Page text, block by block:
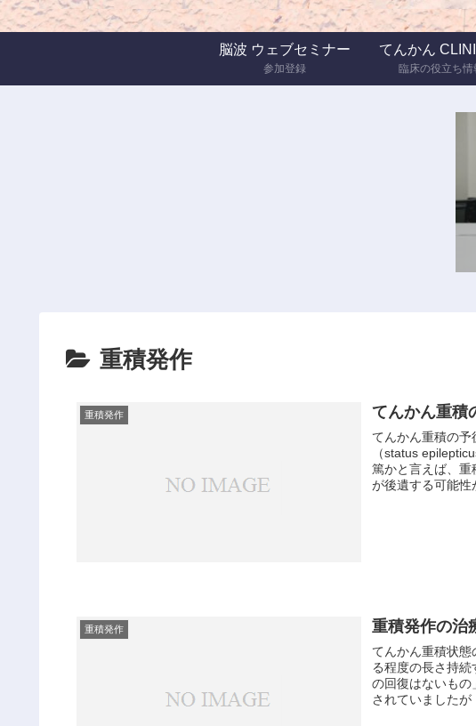
脳波 ウェブセミナー
参加登録
てんかん
臨床の役立ち情
重積発作
重積発作 てんかん重積
てんかん重積の
（status
篤かと言えば、
が後遺する可能性
重積発作 重積発作の治
てんかん重積状
る程度の長さ持
の回復はないもの
されていましたが